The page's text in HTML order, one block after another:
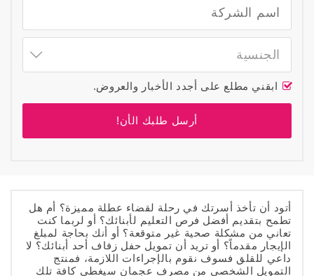
الجنسية
ابقني مطلع على أجدد الأخبار والعروض.
أرسل طلبك الأن!
أتود أن تأخذ أسرتك في رحلة لقضاء عطلة مميزة؟ أم هل
تطمح بتقديم أفضل فرص التعليم لأبنائك؟ أو لربما كنت
تعاني من مشكلة صحية غير متوقعة؟ أو أنك بحاجة لمبلغ
الإيجار مقدماً؟ أو تريد أن تمويل حفل زفاف أحد أبنائك؟ لا
داعي للقلق فسوف نقوم بالإجراءات اللازمة، فمنتج
التمويل الشخصي من مصرف عجمان سيغطي كافة تلك